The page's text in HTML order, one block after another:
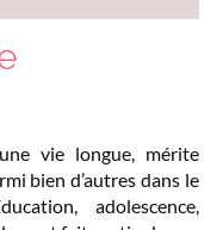
vie longue, mérite
bien d’autres dans le
adolescence,